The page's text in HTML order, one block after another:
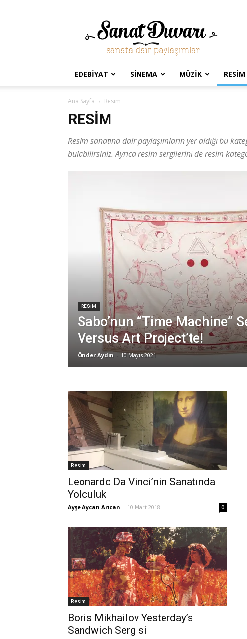
Sanat
Duvarı
EDEBIYAT SINEMA MÜZIK RESIM
Ana Sayfa Resim
RESIM
Resim sanatına dair paylaşımların yer aldığı bu
bulabilirsiniz. Ayrıca resim sergilerini de resim
RESIM
Sabo’nun “Time Machine”
Versus Art Project’te!
Önder Aydın - 10 Mayıs 2021
Resim
Leonardo Da Vinci’nin Sanatında
Yolculuk
Ayşe Aycan Arıcan - 10 Mart 2018 0
Resim
Boris Mikhailov Yesterday’s
Sandwich Sergisi